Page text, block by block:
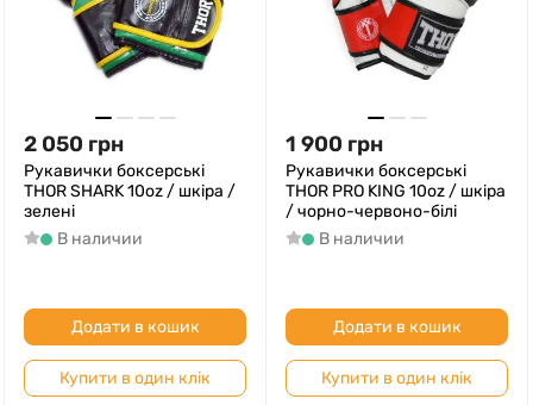
2 050 грн
Рукавички боксерські
THOR SHARK 10oz / шкіра /
зелені
В наличии
Додати в кошик
Купити в один клік
1 900 грн
Рукавички боксерські
THOR PRO KING 10oz / шкіра
/ чорно-червоно-білі
В наличии
Додати в кошик
Купити в один клік